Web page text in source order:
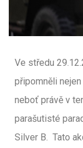
Ve středu
připomněli
neboť právě v
parašutisté
Silver B. Tato